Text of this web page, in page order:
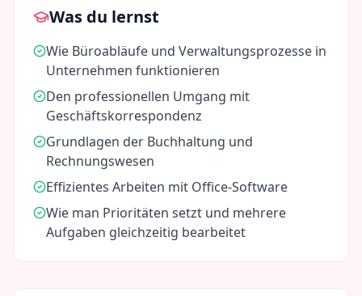
Was du lernst
Wie Büroabläufe und Verwaltungsprozesse in
Unternehmen funktionieren
Den professionellen Umgang mit
Geschäftskorrespondenz
Grundlagen der Buchhaltung und
Rechnungswesen
Effizientes Arbeiten mit Office-Software
Wie man Prioritäten setzt und mehrere
Aufgaben gleichzeitig bearbeitet